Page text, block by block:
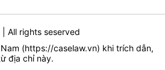
All rights seserved
(https://caselaw.vn) khi trích dẫn,
địa chỉ này.